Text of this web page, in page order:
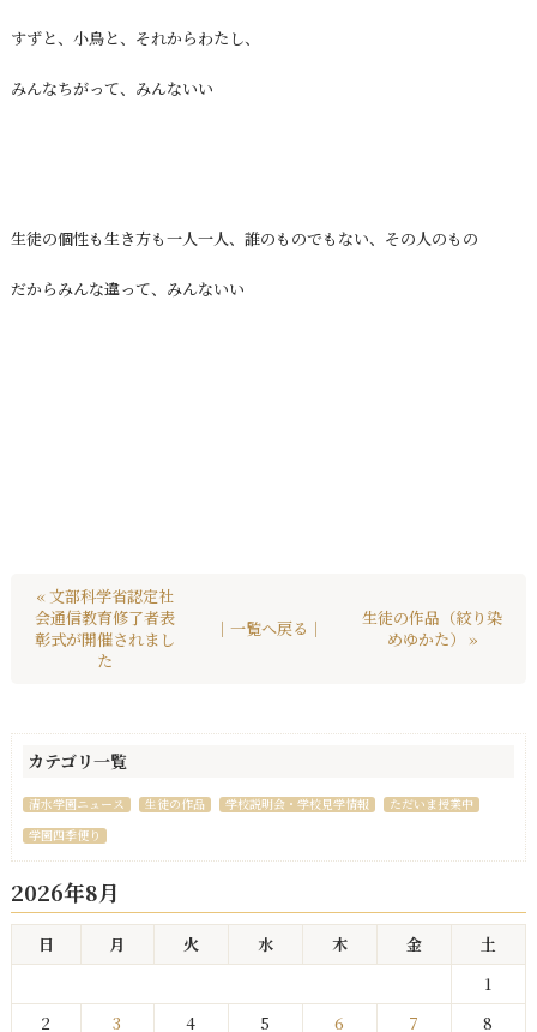
すずと、小鳥と、それからわたし、
みんなちがって、みんないい
生徒の個性も生き方も一人一人、誰のものでもない、その人のもの
だからみんな違って、みんないい
« 文部科学省認定社
会通信教育修了者表
彰式が開催されまし
た
｜一覧へ戻る｜
生徒の作品（絞り染
めゆかた） »
カテゴリ一覧
清水学園ニュース 生徒の作品 学校説明会・学校見学情報
ただいま授業中
学園四季便り
2026年8月
日 月 火 水 木 金 土
1
2
3 4 5 6 7
8